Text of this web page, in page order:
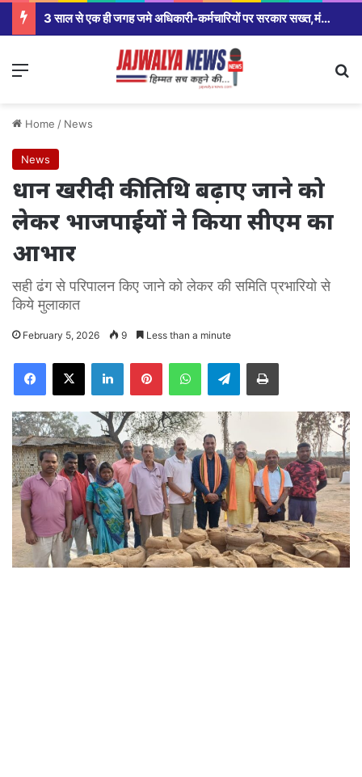
3 साल से एक ही जगह जमे अधिकारी-कर्मचारियों पर सरकार सख्त,मंत्रालय से कलेक्टर कार्यालय से लेकर विभागीय अधिकारियों तक होंगे तबादले।
Menu
Home / News
News
धान खरीदी की तिथि बढ़ाए जाने को
लेकर भाजपाईयों ने किया सीएम का
आभार
सही ढंग से परिपालन किए जाने को लेकर की समिति प्रभारियो से
किये मुलाकात
February 5, 2026 9 Less than a minute
Facebook
X LinkedInPinterestWhatsAppTelegramPrint